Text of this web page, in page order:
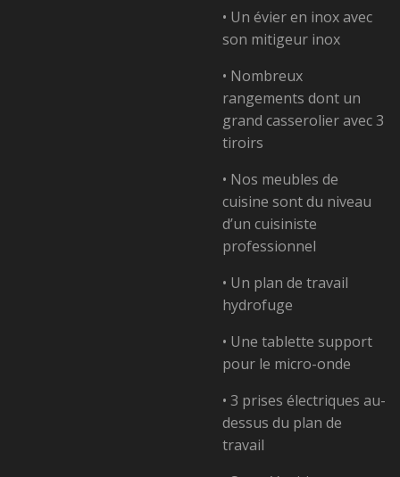
• Un évier en inox avec
son mitigeur inox
• Nombreux
rangements dont un
grand casserolier avec 3
tiroirs
• Nos meubles de
cuisine sont du niveau
d’un cuisiniste
professionnel
• Un plan de travail
hydrofuge
• Une tablette support
pour le micro-onde
• 3 prises électriques au-
dessus du plan de
travail